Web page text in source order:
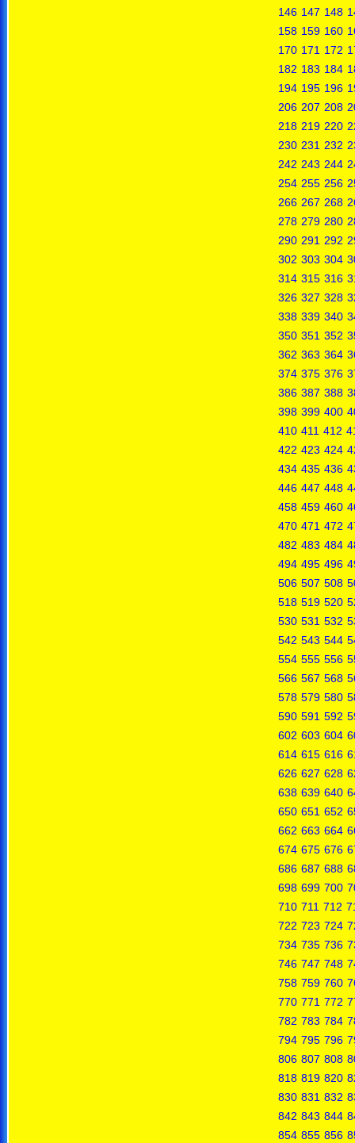
146 147 148
158 159 160
170 171 172
182 183 184
194 195 196
206 207 208
218 219 220
230 231 232
242 243 244
254 255 256
266 267 268
278 279 280
290 291 292
302 303 304
314 315 316
326 327 328
338 339 340
350 351 352
362 363 364
374 375 376
386 387 388
398 399 400
410 411 412
422 423 424
434 435 436
446 447 448
458 459 460
470 471 472
482 483 484
494 495 496
506 507 508
518 519 520
530 531 532
542 543 544
554 555 556
566 567 568
578 579 580
590 591 592
602 603 604
614 615 616
626 627 628
638 639 640
650 651 652
662 663 664
674 675 676
686 687 688
698 699 700
710 711 712
722 723 724
734 735 736
746 747 748
758 759 760
770 771 772
782 783 784
794 795 796
806 807 808
818 819 820
830 831 832
842 843 844
854 855 856